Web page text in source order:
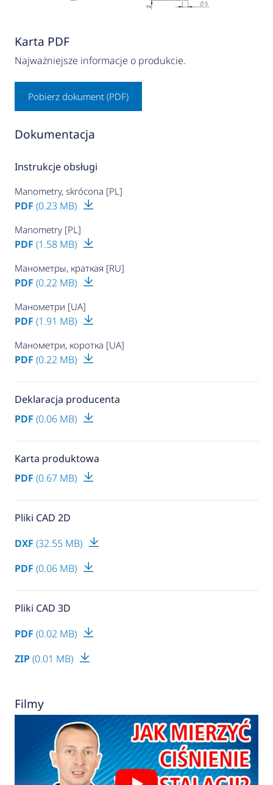
Karta PDF
Najważniejsze informacje o produkcie.
Pobierz dokument (PDF)
Dokumentacja
Instrukcje obsługi
Manometry, skrócona [PL]
PDF (0.23 MB)
Manometry [PL]
PDF (1.58 MB)
Манометры, краткая [RU]
PDF (0.22 MB)
Манометри [UA]
PDF (1.91 MB)
Манометри, коротка [UA]
PDF (0.22 MB)
Deklaracja producenta
PDF (0.06 MB)
Karta produktowa
PDF (0.67 MB)
Pliki CAD 2D
DXF (32.55 MB)
PDF (0.06 MB)
Pliki CAD 3D
PDF (0.02 MB)
ZIP (0.01 MB)
Filmy